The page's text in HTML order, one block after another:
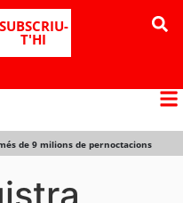
SUBSCRIU-
T'HI
de 9 milions de pernoctacions